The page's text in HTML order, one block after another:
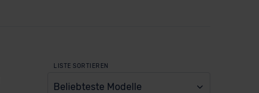
LISTE SORTIEREN
Beliebteste Modelle